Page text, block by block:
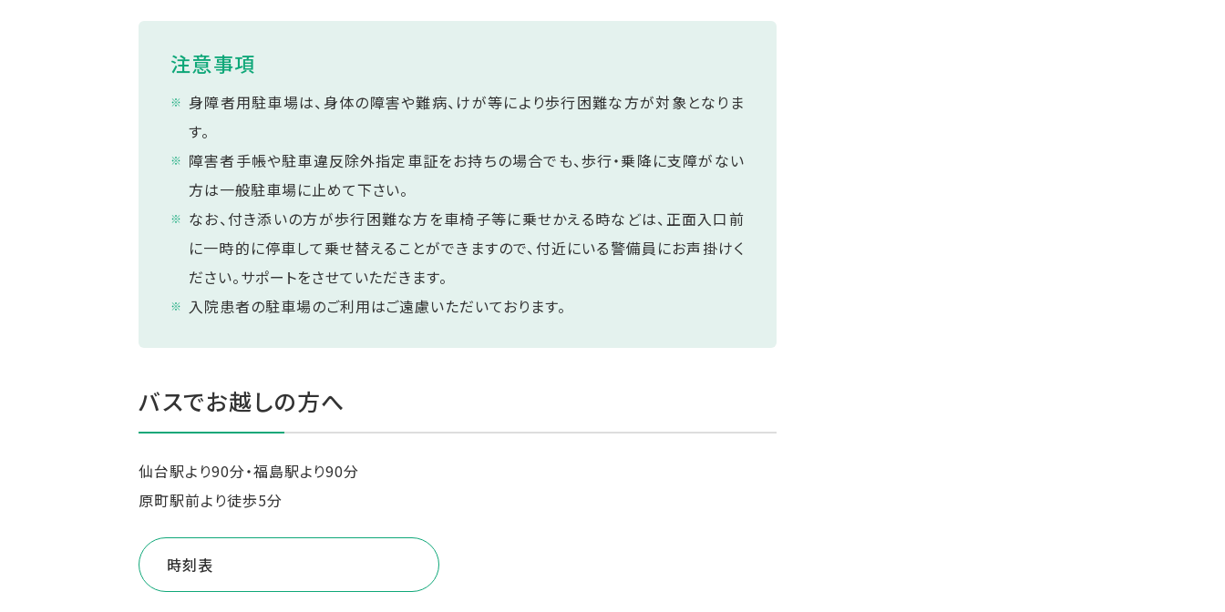
注意事項
身障者用駐車場は、身体の障害や難病、けが等により歩行困難な方が対象となりま
す。
障害者手帳や駐車違反除外指定車証をお持ちの場合でも、歩行・乗降に支障がない
方は一般駐車場に止めて下さい。
なお、付き添いの方が歩行困難な方を車椅子等に乗せかえる時などは、正面入口前
に一時的に停車して乗せ替えることができますので、付近にいる警備員にお声掛けく
ださい。サポートをさせていただきます。
入院患者の駐車場のご利用はご遠慮いただいております。
バスでお越しの方へ
仙台駅より90分・福島駅より90分
原町駅前より徒歩5分
時刻表